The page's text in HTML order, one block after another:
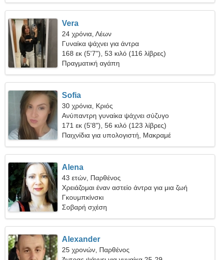
Vera
24 χρόνια, Λέων
Γυναίκα ψάχνει για άντρα
168 εκ (5'7"), 53 κιλό (116 λίβρες)
Πραγματική αγάπη
Sofia
30 χρόνια, Κριός
Ανύπαντρη γυναίκα ψάχνει σύζυγο
171 εκ (5'8"), 56 κιλό (123 λίβρες)
Παιχνίδια για υπολογιστή, Μακραμέ
Alena
43 ετών, Παρθένος
Χρειάζομαι έναν αστείο άντρα για μια ζωή
Γκουμπκίνσκι
Σοβαρή σχέση
Alexander
25 χρονών, Παρθένος